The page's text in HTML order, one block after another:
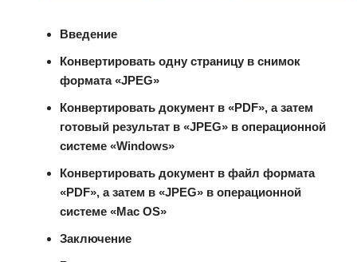
Введение
Конвертировать одну страницу в снимок
формата«JPEG»
Конвертировать документ в «PDF», а затем
готовый результат в «JPEG» в операционной
системе «Windows»
Конвертировать документ в файл формата
«PDF», а затем в «JPEG» в операционной
системе «Mac OS»
Заключение